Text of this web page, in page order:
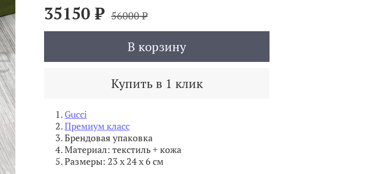
35150 ₽ 56000 ₽
В корзину
Купить в 1 клик
Gucci
Премиум класс
Брендовая упаковка
Материал: текстиль + кожа
Размеры: 23 x 24 x 6 см